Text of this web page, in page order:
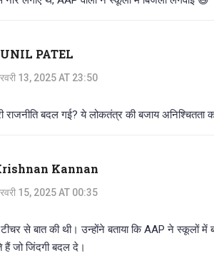
PATEL
13, 2025 AT 23:50
राजनीति बदल गई? ये लोकतंत्र की बजाय
Kannan
15, 2025 AT 00:35
से बात की थी। उन्होंने बताया कि AAP ने स्कूलों
हैं जो जिंदगी बदल दे।